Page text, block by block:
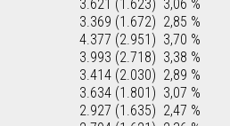
3.621 (1.623) 3,06 %
3.369 (1.672) 2,85 %
4.377 (2.951) 3,70 %
3.993 (2.718) 3,38 %
3.414 (2.030) 2,89 %
3.634 (1.801) 3,07 %
2.927 (1.635) 2,47 %